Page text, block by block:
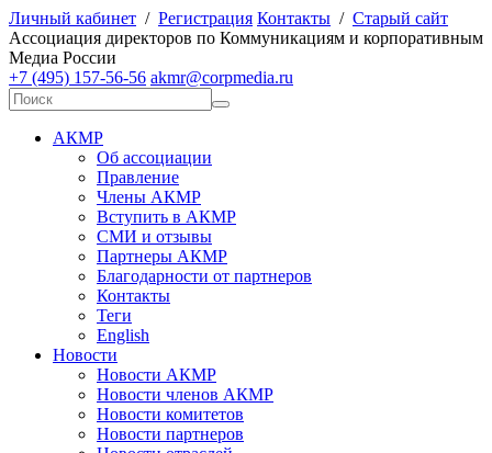
Личный кабинет / Регистрация Контакты / Старый сайт
Ассоциация директоров по Коммуникациям и корпоративным
Медиа России
+7 (495) 157-56-56 akmr@corpmedia.ru
АКМР
Об ассоциации
Правление
Члены АКМР
Вступить в АКМР
СМИ и отзывы
Партнеры АКМР
Благодарности от партнеров
Контакты
Теги
English
Новости
Новости АКМР
Новости членов АКМР
Новости комитетов
Новости партнеров